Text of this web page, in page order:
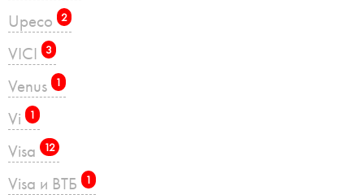
Upeco 2
VICI 3
Venus 1
Vi 1
Visa 12
Visa и ВТБ 1